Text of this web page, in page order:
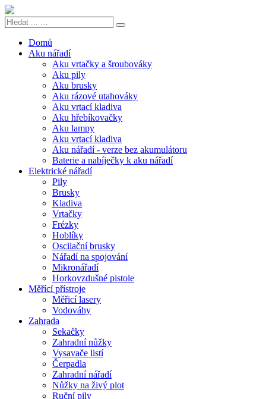
Hledat
Search
Domů
Aku nářadí
Aku vrtačky a šroubováky
Aku pily
Aku brusky
Aku rázové utahováky
Aku vrtací kladiva
Aku hřebíkovačky
Aku lampy
Aku vrtací kladiva
Aku nářadí - verze bez akumulátoru
Baterie a nabíječky k aku nářadí
Elektrické nářadí
Pily
Brusky
Kladiva
Vrtačky
Frézky
Hoblíky
Oscilační brusky
Nářadí na spojování
Mikronářadí
Horkovzdušné pistole
Měřící přístroje
Měřicí lasery
Vodováhy
Zahrada
Sekačky
Zahradní nůžky
Vysavače listí
Čerpadla
Zahradní nářadí
Nůžky na živý plot
Ruční pily